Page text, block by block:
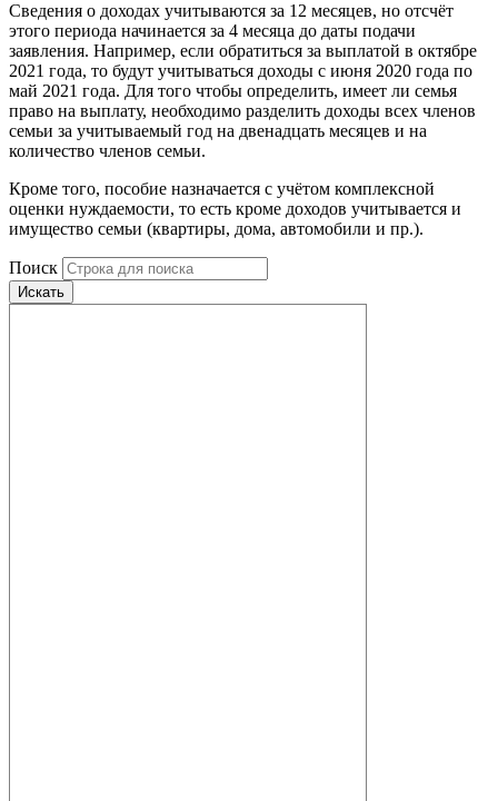
Сведения о доходах учитываются за 12 месяцев, но отсчёт
этого периода начинается за 4 месяца до даты подачи
заявления. Например, если обратиться за выплатой в октябре
2021 года, то будут учитываться доходы с июня 2020 года по
май 2021 года. Для того чтобы определить, имеет ли семья
право на выплату, необходимо разделить доходы всех членов
семьи за учитываемый год на двенадцать месяцев и на
количество членов семьи.
Кроме того, пособие назначается с учётом комплексной
оценки нуждаемости, то есть кроме доходов учитывается и
имущество семьи (квартиры, дома, автомобили и пр.).
Поиск
Искать